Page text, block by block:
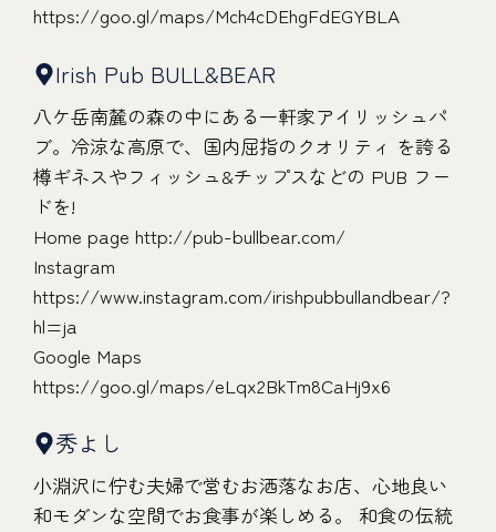
https://goo.gl/maps/Mch4cDEhgFdEGYBLA
Irish Pub BULL&BEAR
八ケ岳南麓の森の中にある一軒家アイリッシュパ
ブ。冷涼な高原で、国内屈指のクオリティ を誇る
樽ギネスやフィッシュ&チップスなどの PUB フー
ドを!
Home page http://pub-bullbear.com/
Instagram
https://www.instagram.com/irishpubbullandbear/?
hl=ja
Google Maps
https://goo.gl/maps/eLqx2BkTm8CaHj9x6
秀よし
小淵沢に佇む夫婦で営むお洒落なお店、心地良い
和モダンな空間でお食事が楽しめる。 和食の伝統